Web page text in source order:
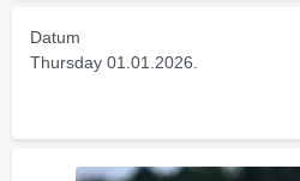
Datum
Thursday 01.01.2026.